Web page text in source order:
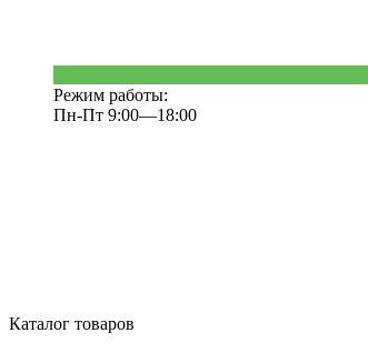
Режим работы:
Пн-Пт 9:00—18:00
Каталог товаров